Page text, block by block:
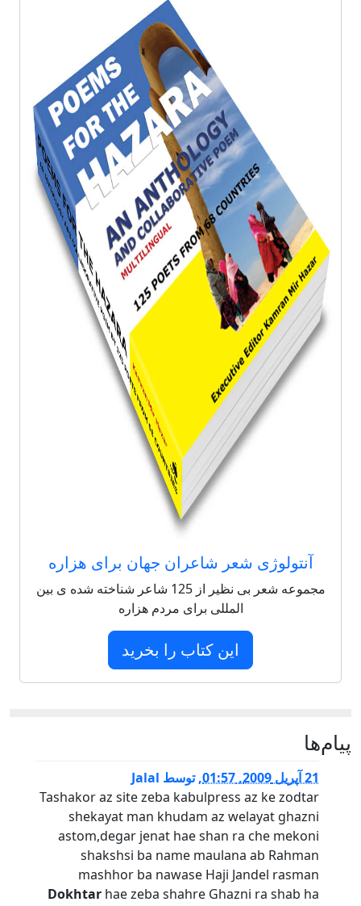
آنتولوژی شعر شاعران جهان برای هزاره
مجموعه شعر بی نظیر از 125 شاعر شناخته شده ی بین
المللی برای مردم هزاره
این کتاب را بخرید
پيام‌ها
21 آپریل 2009, 01:57 ,توسط Jalal
Tashakor az site zeba kabulpress az ke zodtar
shekayat man khudam az welayat ghazni
astom,degar jenat hae shan ra che mekoni
shakshsi ba name maulana ab Rahman
mashhor ba nawase Haji Jandel rasman
Dokhtar hae zeba shahre Ghazni ra shab ha